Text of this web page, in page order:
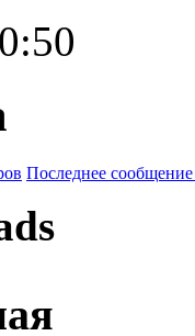
Последнее сообщение